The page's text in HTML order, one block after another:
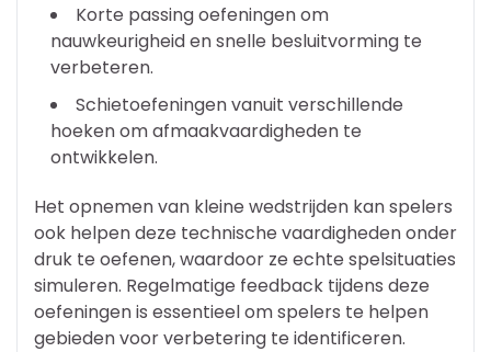
Korte passing oefeningen om
nauwkeurigheid en snelle besluitvorming te
verbeteren.
Schietoefeningen vanuit verschillende
hoeken om afmaakvaardigheden te
ontwikkelen.
Het opnemen van kleine wedstrijden kan spelers
ook helpen deze technische vaardigheden onder
druk te oefenen, waardoor ze echte spelsituaties
simuleren. Regelmatige feedback tijdens deze
oefeningen is essentieel om spelers te helpen
gebieden voor verbetering te identificeren.